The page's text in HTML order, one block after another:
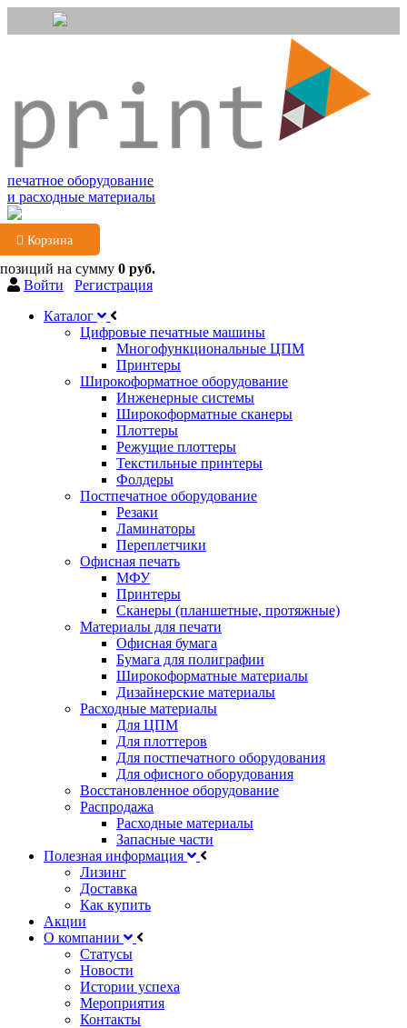
печатное оборудование
и расходные материалы
Корзина
на сумму 0 руб.
Войти
Регистрация
Каталог
Цифровые печатные машины
Многофункциональные ЦПМ
Принтеры
Широкоформатное оборудование
Инженерные системы
Широкоформатные сканеры
Плоттеры
Режущие плоттеры
Текстильные принтеры
Фолдеры
Постпечатное оборудование
Резаки
Ламинаторы
Переплетчики
Офисная печать
МФУ
Принтеры
Сканеры (планшетные, протяжные)
Материалы для печати
Офисная бумага
Бумага для полиграфии
Широкоформатные материалы
Дизайнерские материалы
Расходные материалы
Для ЦПМ
Для плоттеров
Для постпечатного оборудования
Для офисного оборудования
Восстановленное оборудование
Распродажа
Расходные материалы
Запасные части
Полезная информация
Лизинг
Доставка
Как купить
Акции
О компании
Статусы
Новости
Истории успеха
Мероприятия
Контакты